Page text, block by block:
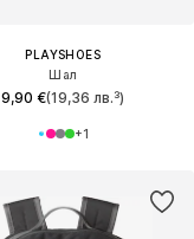
PLAYSHOES
Шал
9,90 €(19,36 лв.³)
+1